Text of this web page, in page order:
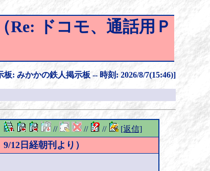
ドコモ、通話用Ｐ
板: みかかの鉄人掲示板 -- 時刻: 2026/8/7(15:46)]
// // // [返信]
12日経朝刊より）